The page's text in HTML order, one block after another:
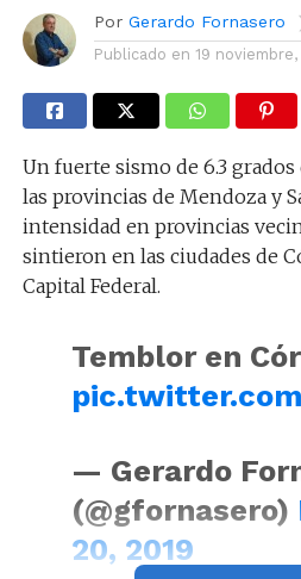
Por Gerardo Fornasero
Publicado en 19 noviembre,
Un fuerte sismo de 6.3
las provincias de Mendoza y
intensidad en provincias
sintieron en las ciudades de
Capital Federal.
Temblor en
— Gerardo
(@gfornasero)
20, 2019